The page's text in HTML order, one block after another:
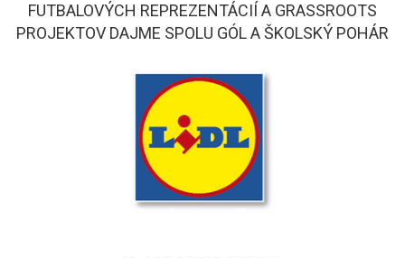
FUTBALOVÝCH REPREZENTÁCIÍ A GRASSROOTS
PROJEKTOV DAJME SPOLU GÓL A ŠKOLSKÝ POHÁR